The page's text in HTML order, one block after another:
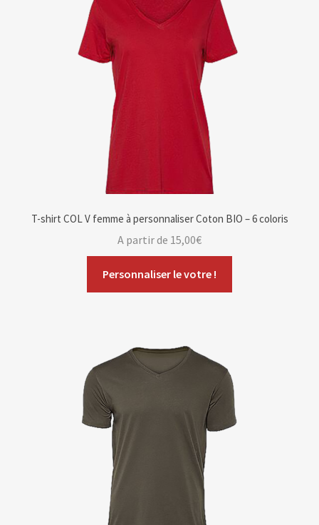
T-shirt COL V femme à personnaliser Coton BIO – 6 coloris
Personnaliser le votre !
A partir de 15,00€